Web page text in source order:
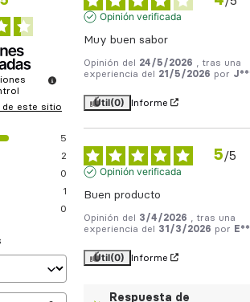
de este sitio
5
2
0
1
0
Opinión verificada
Muy buen sabor
Opinión del 24/5/2026
, tras una
experiencia del 21/5/2026 por
Útil(0) Informe
5/5
Opinión verificada
Buen producto
Opinión del 3/4/2026
, tras una
experiencia del 31/3/2026 por
Útil(0) Informe
Respuesta de